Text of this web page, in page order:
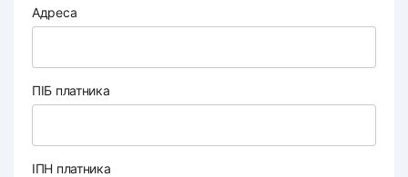
Адреса
ПІБ платника
ІПН платника